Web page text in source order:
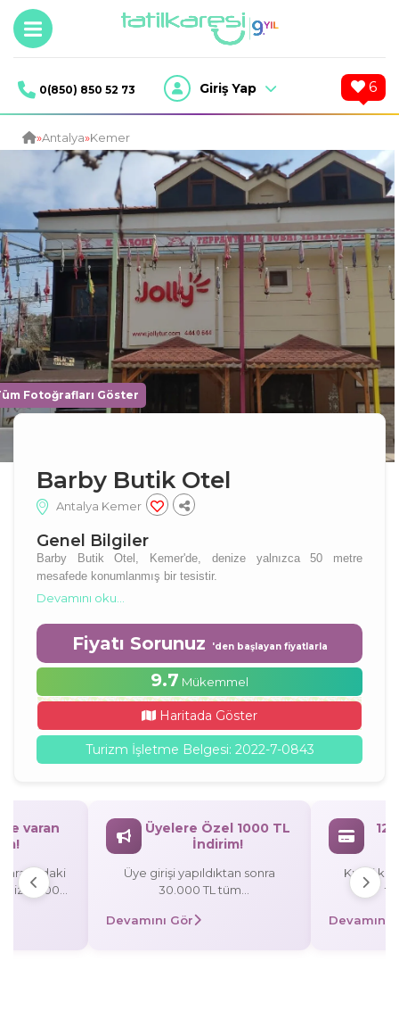
0(850) 850 52 73 Giriş Yap 6
»Antalya»Kemer
Fotoğrafları Göster
Barby Butik Otel
Antalya Kemer
Genel Bilgiler
Barby Butik Otel, Kemer'de, denize yalnızca 50 metre
mesafede konumlanmış bir tesistir.
Devamını oku...
Fiyatı Sorunuz 'den başlayan fiyatlarla
9.7 Mükemmel
Haritada Göster
Turizm İşletme Belgesi: 2022-7-0843
varan
arasındaki
3.000
Üyelere Özel 1000 TL
İndirim!
Üye girişi yapıldıktan sonra
30.000 TL tüm
indirim! Promosyon Kodu:
Devamını Gör
12
Kredi
Devamını